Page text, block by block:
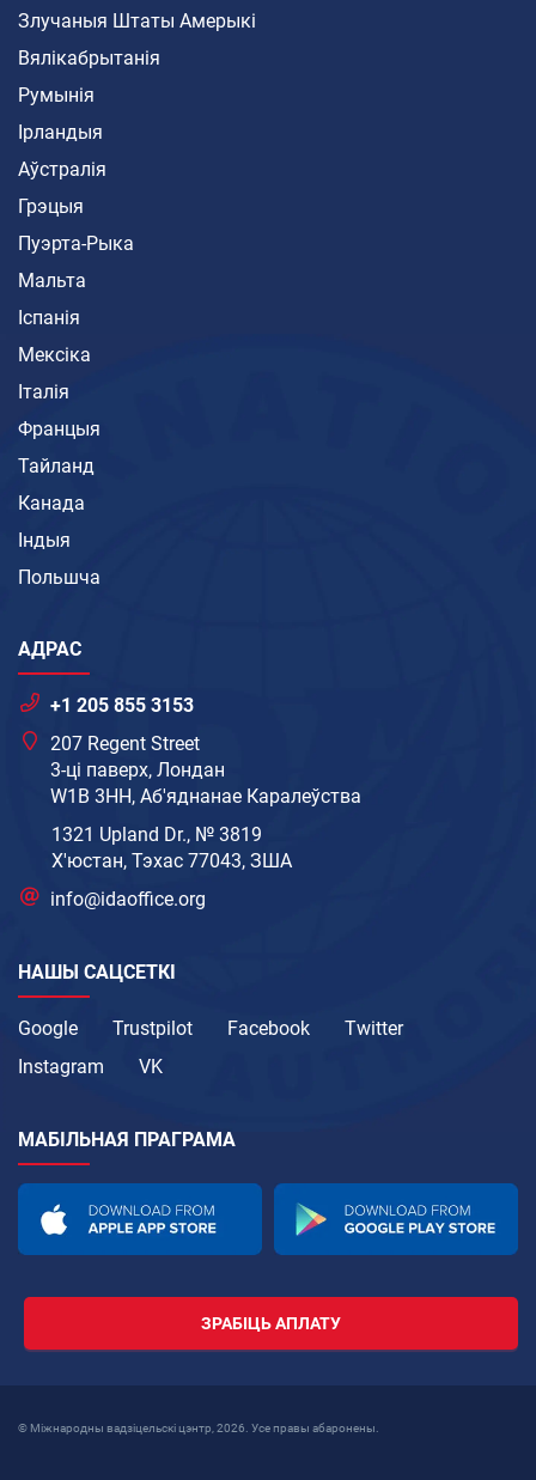
Злучаныя Штаты Амерыкі
Вялікабрытанія
Румынія
Ірландыя
Аўстралія
Грэцыя
Пуэрта-Рыка
Мальта
Іспанія
Мексіка
Італія
Францыя
Тайланд
Канада
Індыя
Польшча
АДРАС
+1 205 855 3153
207 Regent Street
3-ці паверх, Лондан
W1B 3HH, Аб'яднанае Каралеўства
1321 Upland Dr., № 3819
Х'юстан, Тэхас 77043, ЗША
info@idaoffice.org
НАШЫ САЦСЕТКІ
Google Trustpilot Facebook
Twitter
Instagram
VK
МАБІЛЬНАЯ ПРАГРАМА
ЗРАБІЦЬ АПЛАТУ
© Міжнародны вадзіцельскі цэнтр, 2026. Усе правы абаронены.